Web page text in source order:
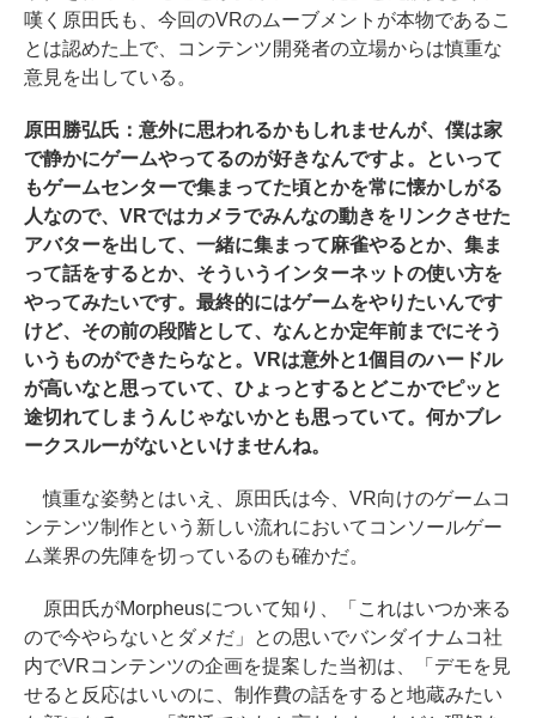
嘆く原田氏も、今回のVRのムーブメントが本物であるこ
とは認めた上で、コンテンツ開発者の立場からは慎重な
意見を出している。
原田勝弘氏：意外に思われるかもしれませんが、僕は家
で静かにゲームやってるのが好きなんですよ。といって
もゲームセンターで集まってた頃とかを常に懐かしがる
人なので、VRではカメラでみんなの動きをリンクさせた
アバターを出して、一緒に集まって麻雀やるとか、集ま
って話をするとか、そういうインターネットの使い方を
やってみたいです。最終的にはゲームをやりたいんです
けど、その前の段階として、なんとか定年前までにそう
いうものができたらなと。VRは意外と1個目のハードル
が高いなと思っていて、ひょっとするとどこかでピッと
途切れてしまうんじゃないかとも思っていて。何かブレ
ークスルーがないといけませんね。
慎重な姿勢とはいえ、原田氏は今、VR向けのゲームコ
ンテンツ制作という新しい流れにおいてコンソールゲー
ム業界の先陣を切っているのも確かだ。
原田氏がMorpheusについて知り、「これはいつか来る
ので今やらないとダメだ」との思いでバンダイナムコ社
内でVRコンテンツの企画を提案した当初は、「デモを見
せると反応はいいのに、制作費の話をすると地蔵みたい